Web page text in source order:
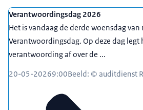
Verantwoordingsdag 2026
Het is vandaag de derde woensdag van
Verantwoordingsdag. Op deze dag
verantwoording af over de ...
20-05-20269:00Beeld: © auditdienst